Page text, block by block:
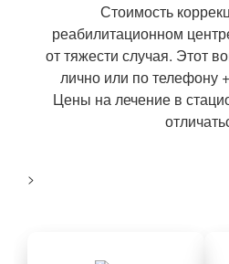
Стоимость
реабилитационном
от тяжести случая. Этот
лично или по телефону
Цены на лечение в
>